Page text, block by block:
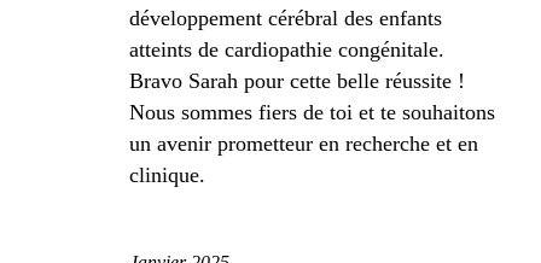
développement cérébral des enfants
atteints de cardiopathie congénitale.
Bravo Sarah pour cette belle réussite !
Nous sommes fiers de toi et te souhaitons
un avenir prometteur en recherche et en
clinique.